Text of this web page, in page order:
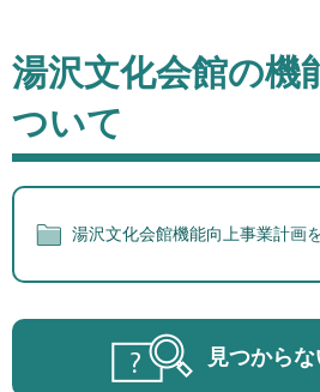
文
湯沢文化会館の機
ついて
湯沢文化会館機能向上事業計画
見つから